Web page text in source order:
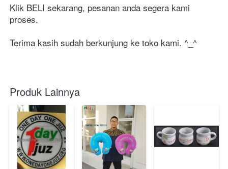
Klik BELI sekarang, pesanan anda segera kami
proses.
Terima kasih sudah berkunjung ke toko kami. ^_^
Produk Lainnya